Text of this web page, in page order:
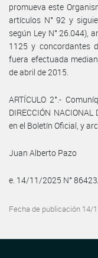
promueva este
artículos N° 92 y
según Ley N° 26.044),
1125 y concordantes
fuera efectuada
de abril de 2015.
ARTÍCULO 2°.-
DIRECCIÓN
en el Boletín Oficial, y
Juan Alberto Pazo
e. 14/11/2025 N°
Fecha de publicación 14/